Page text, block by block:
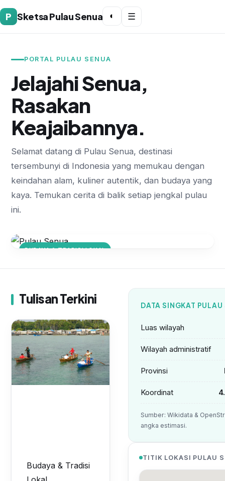
P Sketsa Pulau Senua ◐ ☰
PORTAL PULAU SENUA
Jelajahi Senua,
Rasakan
Keajaibannya.
Selamat datang di Pulau Senua, destinasi
tersembunyi di Indonesia yang memukau dengan
keindahan alam, kuliner autentik, dan budaya yang
kaya. Temukan cerita di balik setiap jengkal pulau
ini.
BUDAYA & TRADISI LOKAL
Tulisan Terkini
Budaya & Tradisi
DATA SINGKAT PULAU
Luas wilayah
Wilayah administratif
Provinsi
Koordinat
Sumber: Wikidata &
angka estimasi.
TITIK LOKASI PULAU